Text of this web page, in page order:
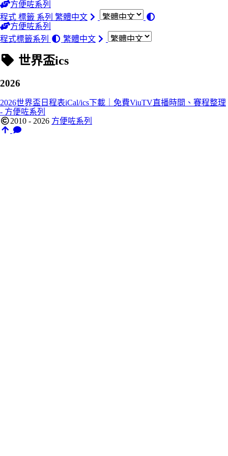
方便咗系列
程式 標籤 系列 繁體中文
方便咗系列
程式標籤系列 繁體中文
世界盃ics
2026
2026世界盃日程表iCal/ics下載｜免費ViuTV直播時間、賽程整理
- 方便咗系列
2010 - 2026 方便咗系列